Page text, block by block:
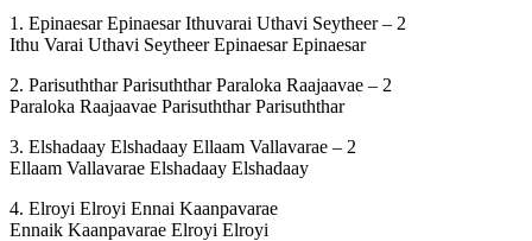
1. Epinaesar Epinaesar Ithuvarai Uthavi Seytheer – 2
Ithu Varai Uthavi Seytheer Epinaesar Epinaesar
2. Parisuththar Parisuththar Paraloka Raajaavae – 2
Paraloka Raajaavae Parisuththar Parisuththar
3. Elshadaay Elshadaay Ellaam Vallavarae – 2
Ellaam Vallavarae Elshadaay Elshadaay
4. Elroyi Elroyi Ennai Kaanpavarae
Ennaik Kaanpavarae Elroyi Elroyi